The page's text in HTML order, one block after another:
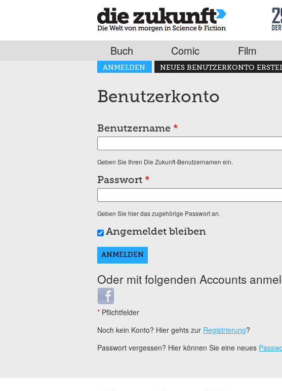
Buch Comic Film
Haupt-Reiter
ANMELDEN
(AKTIVER REITER)
NEUES BENUTZERKONTO
Benutzerkonto
Benutzername *
Geben Sie Ihren Die Zukunft-Benutzernamen ein.
Passwort *
Geben Sie hier das zugehörige Passwort an.
Angemeldet bleiben
Oder mit folgenden Accounts
Login with Facebook
* Pflichtfelder
Noch kein Konto? Hier gehts zur Registrierung?
Passwort vergessen? Hier können Sie eine neues